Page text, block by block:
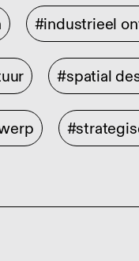
#industrieel
#spatial